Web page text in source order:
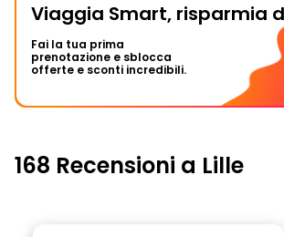
Viaggia Smart, risparmia
Fai la tua prima
prenotazione e sblocca
offerte e sconti incredibili.
168 Recensioni a Lille